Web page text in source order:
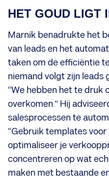
HET GOUD LIGT
Marnik benadrukte het
van leads en het
taken om de efficiëntie
niemand volgt zijn leads
“We hebben het te druk
overkomen.” Hij
salesprocessen te
“Gebruik templates
optimaliseer je
concentreren op wat
maken met bestaande